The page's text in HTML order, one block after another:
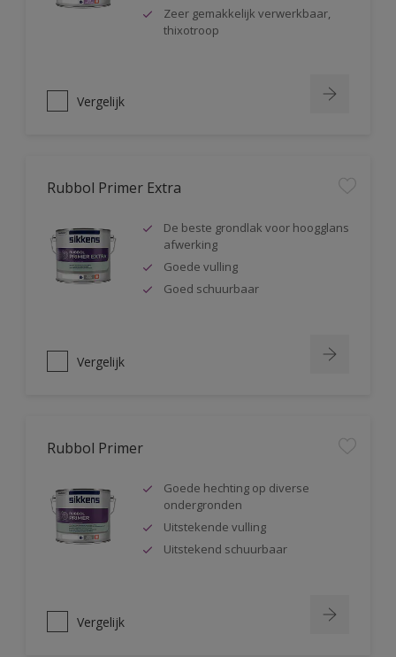
Zeer gemakkelijk verwerkbaar,
thixotroop
Vergelijk
Rubbol Primer Extra
De beste grondlak voor hoogglans
afwerking
Goede vulling
Goed schuurbaar
Vergelijk
Rubbol Primer
Goede hechting op diverse
ondergronden
Uitstekende vulling
Uitstekend schuurbaar
Vergelijk